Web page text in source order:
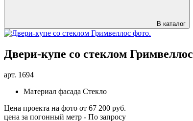
В каталог
Двери-купе со стеклом Гримвеллос
арт. 1694
Материал фасада Стекло
Цена проекта на фото от 67 200 руб.
цена за погонный метр - По запросу